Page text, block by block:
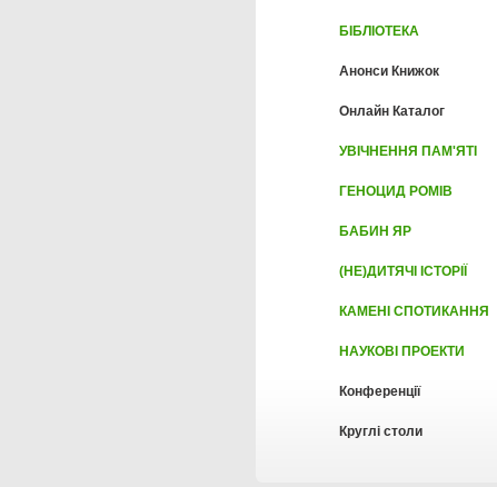
БІБЛІОТЕКА
Анонси Книжок
Онлайн Каталог
УВІЧНЕННЯ ПАМ'ЯТІ
ГЕНОЦИД РОМІВ
БАБИН ЯР
(НЕ)ДИТЯЧІ ІСТОРІЇ
КАМЕНІ СПОТИКАННЯ
НАУКОВІ ПРОЕКТИ
Конференції
Круглі столи